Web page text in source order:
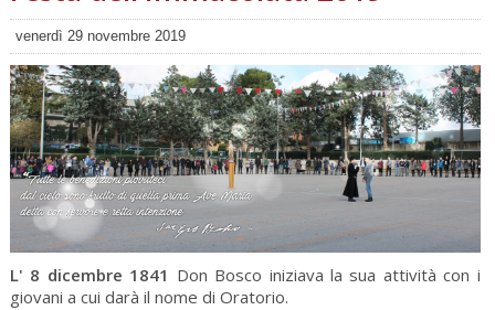
venerdì 29 novembre 2019
L' 8 dicembre 1841 Don Bosco iniziava la sua attività con i
giovani a cui darà il nome di Oratorio.